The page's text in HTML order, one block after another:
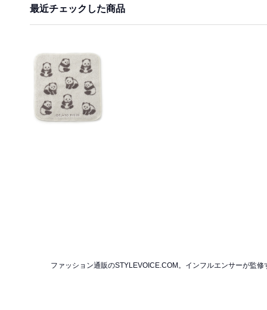
最近チェックした商品
ファッション通販のSTYLEVOICE.COM。インフルエンサーが監